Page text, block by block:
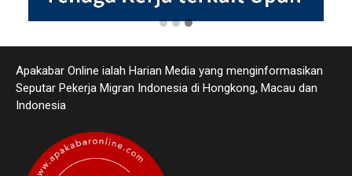
Apakabar Online ialah Harian Media yang menginformasikan
Seputar Pekerja Migran Indonesia di Hongkong, Macau dan
Indonesia